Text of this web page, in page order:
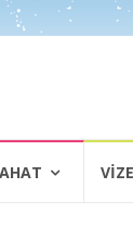
VIZE